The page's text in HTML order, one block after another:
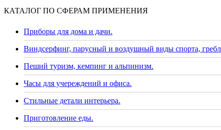
КАТАЛОГ ПО СФЕРАМ ПРИМЕНЕНИЯ
Приборы для дома и дачи.
Виндсерфинг, парусный и воздушный виды спорта,
Пеший туризм, кемпинг и альпинизм.
Часы для учереждений и офиса.
Стильные детали интерьера.
Приготовление еды.